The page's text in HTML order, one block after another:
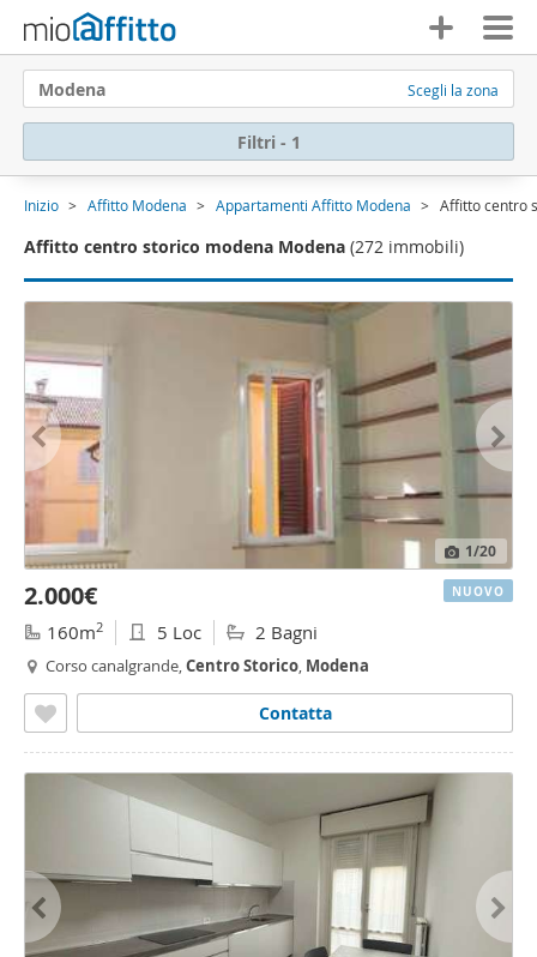
Modena Scegli la zona
Filtri - 1
Inizio Affitto Modena Appartamenti Affitto Modena Affitto centro
Affitto centro storico modena Modena (272 immobili)
1/20
2.000€
160m2 5 Loc 2 Bagni
Corso canalgrande,CentroStorico, Modena
Contatta
NUOVO